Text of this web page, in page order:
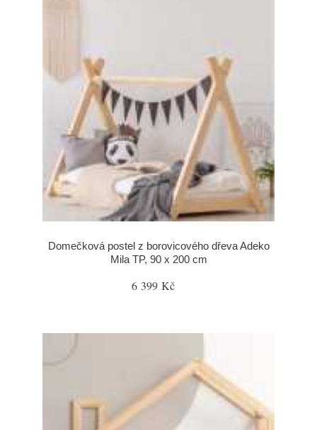
Domečková postel z borovicového dřeva Adeko
Mila TP, 90 x 200 cm
6 399 Kč